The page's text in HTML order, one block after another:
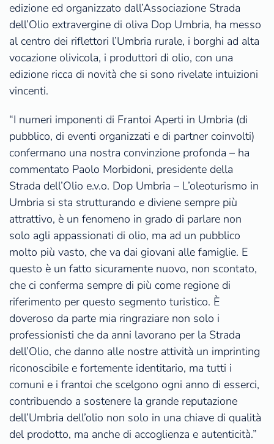
edizione ed organizzato dall’Associazione Strada
dell’Olio extravergine di oliva Dop Umbria, ha messo
al centro dei riflettori l’Umbria rurale, i borghi ad alta
vocazione olivicola, i produttori di olio, con una
edizione ricca di novità che si sono rivelate intuizioni
vincenti.
“I numeri imponenti di Frantoi Aperti in Umbria (di
pubblico, di eventi organizzati e di partner coinvolti)
confermano una nostra convinzione profonda – ha
commentato Paolo Morbidoni, presidente della
Strada dell’Olio e.v.o. Dop Umbria – L’oleoturismo in
Umbria si sta strutturando e diviene sempre più
attrattivo, è un fenomeno in grado di parlare non
solo agli appassionati di olio, ma ad un pubblico
molto più vasto, che va dai giovani alle famiglie. E
questo è un fatto sicuramente nuovo, non scontato,
che ci conferma sempre di più come regione di
riferimento per questo segmento turistico. È
doveroso da parte mia ringraziare non solo i
professionisti che da anni lavorano per la Strada
dell’Olio, che danno alle nostre attività un imprinting
riconoscibile e fortemente identitario, ma tutti i
comuni e i frantoi che scelgono ogni anno di esserci,
contribuendo a sostenere la grande reputazione
dell’Umbria dell’olio non solo in una chiave di qualità
del prodotto, ma anche di accoglienza e autenticità.”